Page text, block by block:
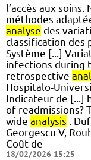
l’accès aux
méthodes
analyse des
classification des
Système [...]
infections during
retrospective
Hospitalo-
Indicateur de [...]
of readmissions?
wide analysis .
Georgescu V,
Coût de
18/02/2026 15:25